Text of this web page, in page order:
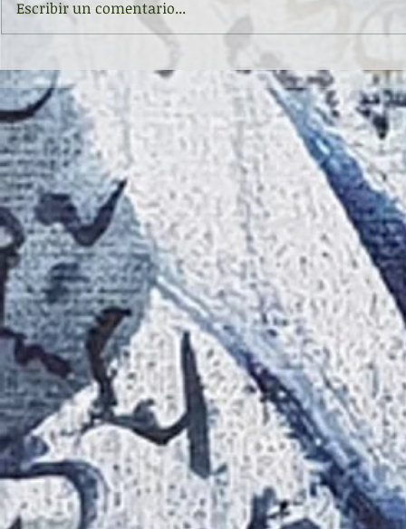
'Raigambre', de Agustín García y
Aurelio González Ovies
RELATO Y
GONZÁLEZ
Escribir un comentario...